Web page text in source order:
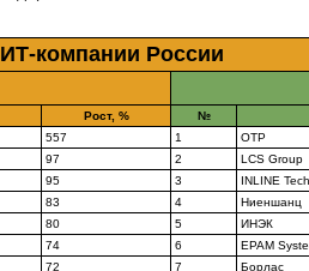
ИТ-компании России
Рост, % №
557 1 ОТР
97 2 LCS Group
95 3 INLINE
83 4 Ниеншанц
80 5 ИНЭК
74 6 EPAM
72 7 Борлас